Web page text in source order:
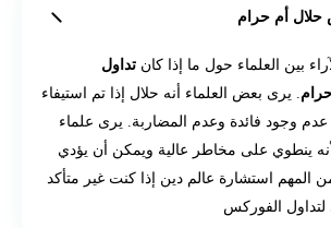
حلال أم حرام
بين العلماء حول ما إذا كان تداول
. يرى بعض العلماء أنه حلال إذا تم استيفاء
وجود فائدة وعدم المضاربة. يرى علماء
ينطوي على مخاطر عالية ويمكن أن يؤدي
المهم استشارة عالم دين إذا كنت غير متأكد
الفوركس